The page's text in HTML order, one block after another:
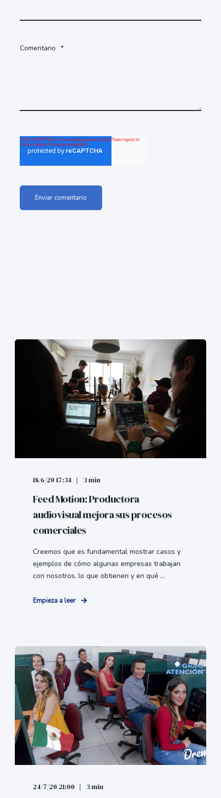
Comentario *
18/6/20 17:34 3 min
Feed Motion: Productora
audiovisual mejora sus procesos
comerciales
Creemos que es fundamental mostrar casos y
ejemplos de cómo algunas empresas trabajan
con nosotros, lo que obtienen y en qué ...
Empieza a leer
24/7/20 21:00 3 min